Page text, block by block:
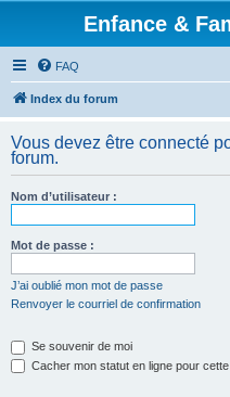
Enfance &
FAQ
Index du forum
Vous devez être connecté
forum.
Nom d’utilisateur :
Mot de passe :
J’ai oublié mon mot de passe
Renvoyer le courriel de confirmation
Se souvenir de moi
Cacher mon statut en ligne pour